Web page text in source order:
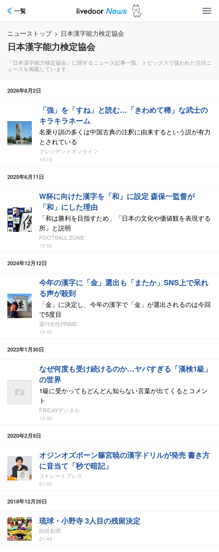
一覧
ニューストップ > 日本漢字能力検定協会
日本漢字能力検定協会
『日本漢字能力検定協会』に関するニュース記事一覧。トピックスで扱われた注目ニ
ュースを掲載しています。
2026年8月2日
「強」を「すね」と読む…「きわめて稀」な武士の
キラキラネーム
名乗り訓の多くは中国古典の注釈に由来するという説が有力
とされている
プレジデントオンライン
10:15
2025年6月11日
W杯に向けた漢字を「和」に設定 森保一監督が
「和」にした理由
「和は勝利を目指すため」「日本の文化や価値観を表現する
所」と説明
FOOTBALL ZONE
12:52
2024年12月12日
今年の漢字に「金」選出も「またか」SNS上で呆れ
る声が殺到
「金」に決定し、今年の漢字で「金」が選出されるのは今回
で5度目
週刊女性PRIME
15:45
2022年1月30日
なぜ何度も受け続けるのか…ヤバすぎる「漢検1級」
の世界
1級に受かってもどんどん知らない言葉が出てくるとコメン
ト
FRIDAYデジタル
13:30
2020年2月9日
オジンオズボーン篠宮暁の漢字ドリルが発売 書き方
に音当て「秒で暗記」
ストレートプレス
21:00
2018年12月20日
琉球・小野寺 3人目の残留決定
財経新聞
21:44